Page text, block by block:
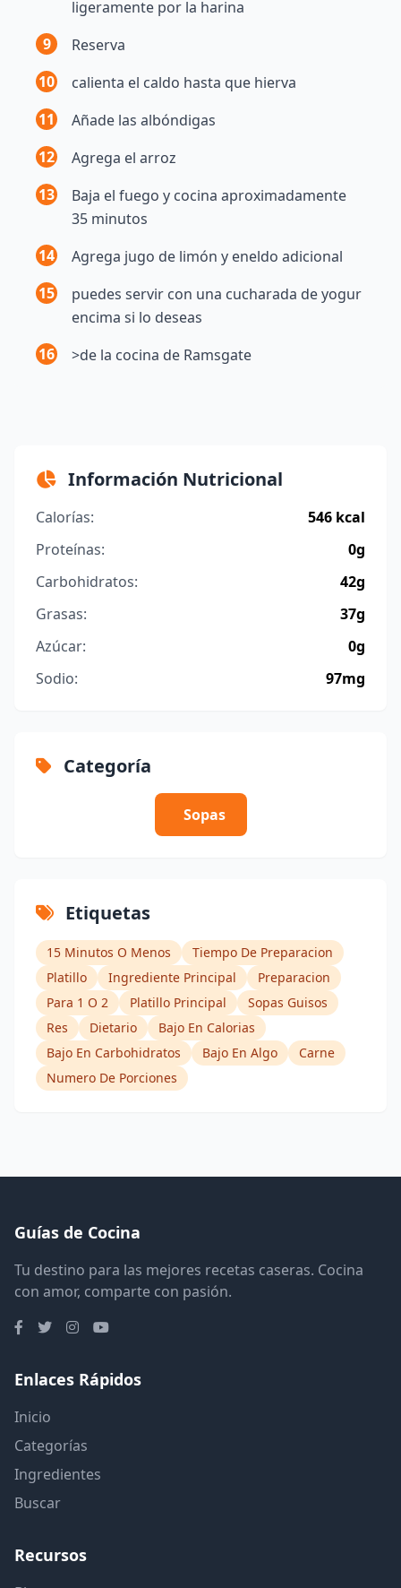
ligeramente por la harina
9
Reserva
10
calienta el caldo hasta que hierva
11
Añade las albóndigas
12
Agrega el arroz
13
Baja el fuego y cocina aproximadamente
35 minutos
14
Agrega jugo de limón y eneldo adicional
15
puedes servir con una cucharada de yogur
encima si lo deseas
16
>de la cocina de Ramsgate
Información Nutricional
Calorías:
546 kcal
Proteínas:
0g
Carbohidratos:
42g
Grasas:
37g
Azúcar:
0g
Sodio:
97mg
Categoría
Sopas
Etiquetas
15 Minutos O Menos
Tiempo De Preparacion
Platillo
Ingrediente Principal
Preparacion
Para 1 O 2
Platillo Principal
Sopas Guisos
Res
Dietario
Bajo En Calorias
Bajo En Carbohidratos
Bajo En Algo
Carne
Numero De Porciones
Guías de Cocina
Tu destino para las mejores recetas caseras. Cocina
con amor, comparte con pasión.
Enlaces Rápidos
Inicio
Categorías
Ingredientes
Buscar
Recursos